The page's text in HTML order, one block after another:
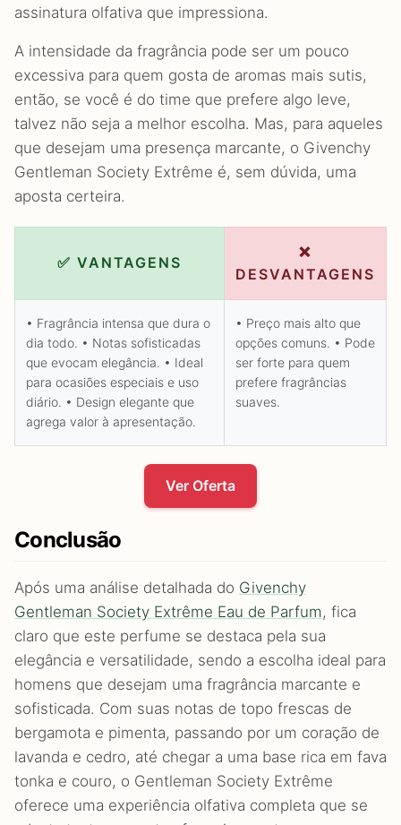
assinatura olfativa que impressiona.
A intensidade da fragrância pode ser um pouco
excessiva para quem gosta de aromas mais sutis,
então, se você é do time que prefere algo leve,
talvez não seja a melhor escolha. Mas, para aqueles
que desejam uma presença marcante, o Givenchy
Gentleman Society Extrême é, sem dúvida, uma
aposta certeira.
✅ VANTAGENS
❌
DESVANTAGENS
• Fragrância intensa que dura o
dia todo. • Notas sofisticadas
que evocam elegância. • Ideal
para ocasiões especiais e uso
diário. • Design elegante que
agrega valor à apresentação.
• Preço mais alto que
opções comuns. • Pode
ser forte para quem
prefere fragrâncias
suaves.
Ver Oferta
Conclusão
Após uma análise detalhada do Givenchy
Gentleman Society Extrême Eau de Parfum, fica
claro que este perfume se destaca pela sua
elegância e versatilidade, sendo a escolha ideal para
homens que desejam uma fragrância marcante e
sofisticada. Com suas notas de topo frescas de
bergamota e pimenta, passando por um coração de
lavanda e cedro, até chegar a uma base rica em fava
tonka e couro, o Gentleman Society Extrême
oferece uma experiência olfativa completa que se